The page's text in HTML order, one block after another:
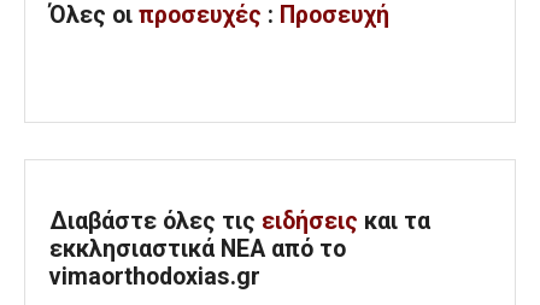
Όλες οι προσευχές : Προσευχή
Διαβάστε όλες τις ειδήσεις και τα
εκκλησιαστικά ΝΕΑ από το
vimaorthodoxias.gr